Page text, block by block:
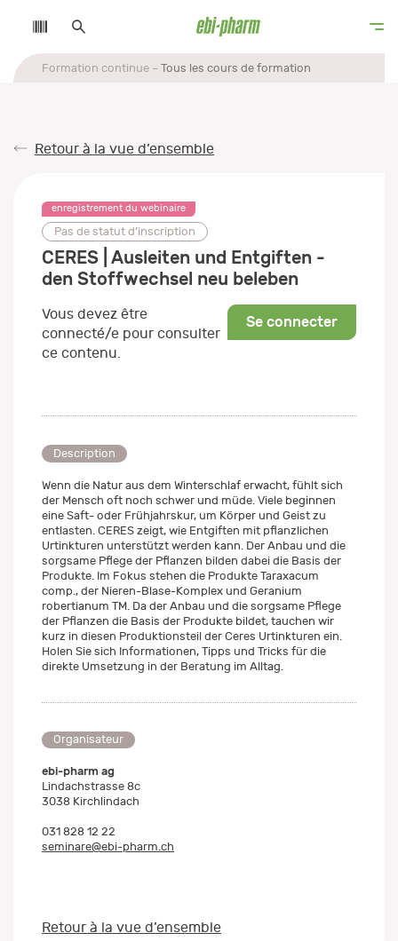
Formation continue Tous les cours de formation
Retour à la vue d’ensemble
enregistrement du webinaire
Pas de statut d’inscription
CERES | Ausleiten und Entgiften -
den Stoffwechsel neu beleben
Se connecter
Vous devez être
connecté/e pour consulter
ce contenu.
Description
Wenn die Natur aus dem Winterschlaf erwacht, fühlt sich
der Mensch oft noch schwer und müde. Viele beginnen
eine Saft- oder Frühjahrskur, um Körper und Geist zu
entlasten. CERES zeigt, wie Entgiften mit pflanzlichen
Urtinkturen unterstützt werden kann. Der Anbau und die
sorgsame Pflege der Pflanzen bilden dabei die Basis der
Produkte. Im Fokus stehen die Produkte Taraxacum
comp., der Nieren-Blase-Komplex und Geranium
robertianum TM. Da der Anbau und die sorgsame Pflege
der Pflanzen die Basis der Produkte bildet, tauchen wir
kurz in diesen Produktionsteil der Ceres Urtinkturen ein.
Holen Sie sich Informationen, Tipps und Tricks für die
direkte Umsetzung in der Beratung im Alltag.
Organisateur
ebi-pharm ag
Lindachstrasse 8c
3038 Kirchlindach
031 828 12 22
seminare@ebi-pharm.ch
Retour à la vue d’ensemble